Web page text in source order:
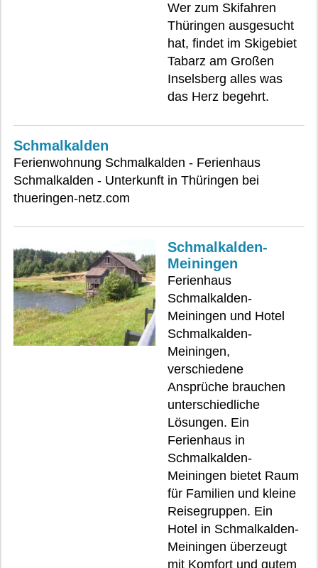
Wer zum Skifahren
Thüringen ausgesucht
hat, findet im Skigebiet
Tabarz am Großen
Inselsberg alles was
das Herz begehrt.
Schmalkalden
Ferienwohnung Schmalkalden - Ferienhaus
Schmalkalden - Unterkunft in Thüringen bei
thueringen-netz.com
Schmalkalden-
Meiningen
Ferienhaus
Schmalkalden-
Meiningen und Hotel
Schmalkalden-
Meiningen,
verschiedene
Ansprüche brauchen
unterschiedliche
Lösungen. Ein
Ferienhaus in
Schmalkalden-
Meiningen bietet Raum
für Familien und kleine
Reisegruppen. Ein
Hotel in Schmalkalden-
Meiningen überzeugt
mit Komfort und gutem